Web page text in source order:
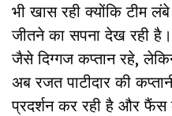
भी खास रही क्योंकि टीम
जीतने का सपना देख रही
जैसे दिग्गज कप्तान रहे,
अब रजत पाटीदार की
प्रदर्शन कर रही है और फैंस